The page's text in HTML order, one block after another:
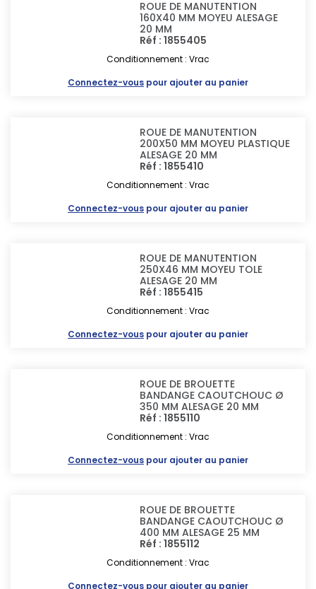
ROUE DE MANUTENTION
160X40 MM MOYEU ALESAGE
20 MM
Réf : 1855405
Conditionnement : Vrac
Connectez-vous pour ajouter au panier
ROUE DE MANUTENTION
200X50 MM MOYEU PLASTIQUE
ALESAGE 20 MM
Réf : 1855410
Conditionnement : Vrac
Connectez-vous pour ajouter au panier
ROUE DE MANUTENTION
250X46 MM MOYEU TOLE
ALESAGE 20 MM
Réf : 1855415
Conditionnement : Vrac
Connectez-vous pour ajouter au panier
ROUE DE BROUETTE
BANDANGE CAOUTCHOUC Ø
350 MM ALESAGE 20 MM
Réf : 1855110
Conditionnement : Vrac
Connectez-vous pour ajouter au panier
ROUE DE BROUETTE
BANDANGE CAOUTCHOUC Ø
400 MM ALESAGE 25 MM
Réf : 1855112
Conditionnement : Vrac
Connectez-vous pour ajouter au panier